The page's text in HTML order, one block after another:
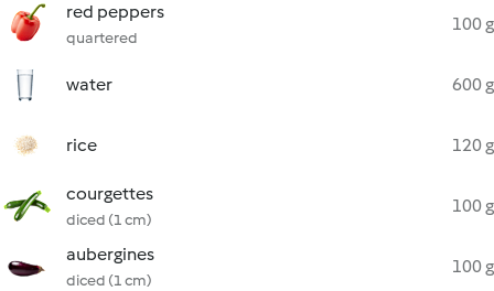
red peppers
quartered
100 g
water 600 g
rice 120 g
courgettes
diced (1 cm)
100 g
aubergines
diced (1 cm)
100 g